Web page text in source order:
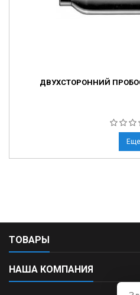
ДВУХСТОРОННИЙ
Еще
ТОВАРЫ
НАША КОМПАНИЯ